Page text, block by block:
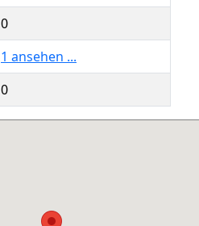
0
1 ansehen ...
0